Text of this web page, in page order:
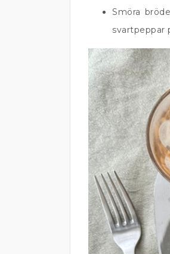
Smöra
svartpeppar